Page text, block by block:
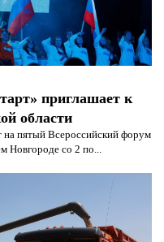
приглашает к
области
пятый Всероссийский форум
Новгороде со 2 по...